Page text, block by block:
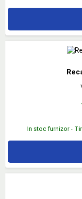
In stoc furnizor -